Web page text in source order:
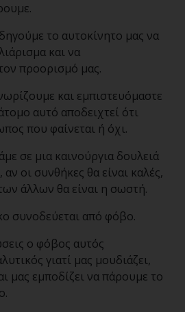
το αυτοκίνητο μας να
και να
προορισμό μας.
και εμπιστευόμαστε
αυτό αποδειχτεί ότι
που φαίνεται ή όχι.
σε μια καινούργια δουλειά
οι συνθήκες θα είναι καλές,
άλλων θα είναι η σωστή.
συνοδεύεται από φόβο.
ο φόβος αυτός
γιατί μας μουδιάζει,
μας εμποδίζει να πάρουμε το